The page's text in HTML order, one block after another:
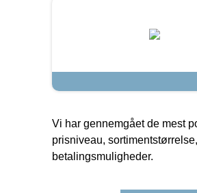
Vi har gennemgået de mest
prisniveau,
betalingsmuligheder.